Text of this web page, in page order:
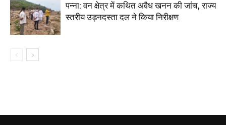
पन्ना: वन क्षेत्र में कथित अवैध खनन की जांच, राज्य
स्तरीय उड़नदस्ता दल ने किया निरीक्षण